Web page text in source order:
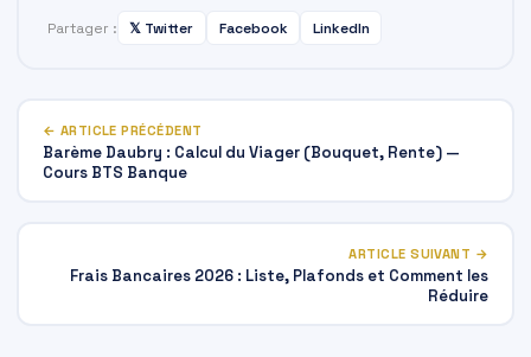
Partager : 𝕏 Twitter Facebook LinkedIn
← ARTICLE PRÉCÉDENT
Barème Daubry : Calcul du Viager (Bouquet, Rente) —
Cours BTS Banque
ARTICLE SUIVANT →
Frais Bancaires 2026 : Liste, Plafonds et Comment les
Réduire